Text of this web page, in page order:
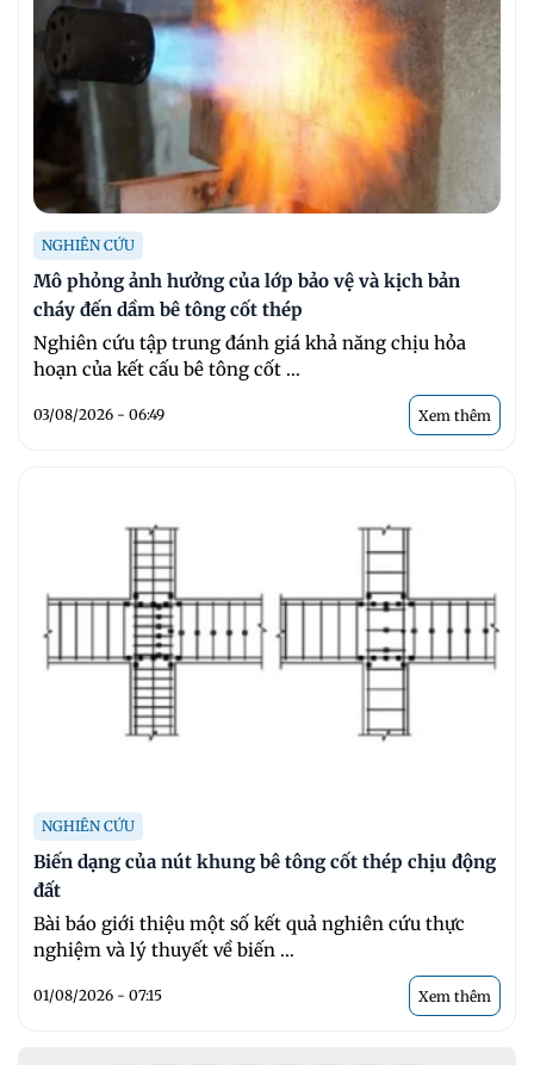
NGHIÊN CỨU
Mô phỏng ảnh hưởng của lớp bảo vệ và kịch bản
cháy đến dầm bê tông cốt thép
Nghiên cứu tập trung đánh giá khả năng chịu hỏa
hoạn của kết cấu bê tông cốt ...
03/08/2026 - 06:49 Xem thêm
NGHIÊN CỨU
Biến dạng của nút khung bê tông cốt thép chịu động
đất
Bài báo giới thiệu một số kết quả nghiên cứu thực
nghiệm và lý thuyết về biến ...
01/08/2026 - 07:15 Xem thêm